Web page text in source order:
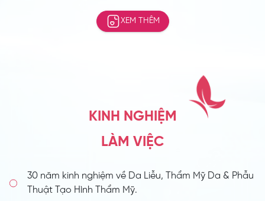
XEM THÊM
KINH NGHIỆM
LÀM VIỆC
30 năm kinh nghiệm về Da Liễu, Thẩm Mỹ Da & Phẫu
Thuật Tạo Hình Thẩm Mỹ.